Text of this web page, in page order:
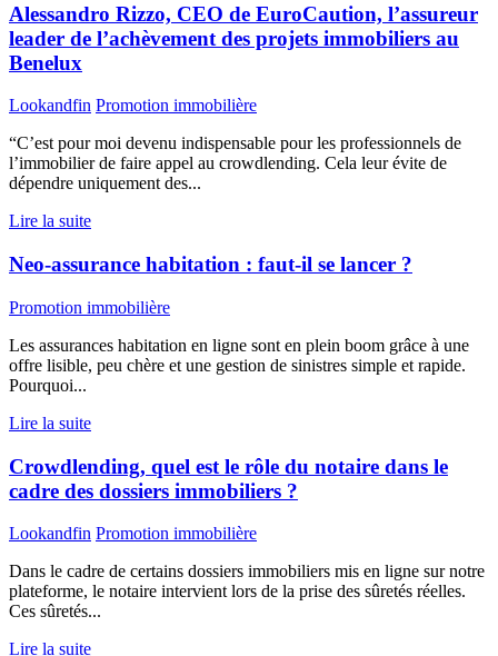
Alessandro Rizzo, CEO de EuroCaution, l’assureur
leader de l’achèvement des projets immobiliers au
Benelux
Lookandfin Promotion immobilière
“C’est pour moi devenu indispensable pour les professionnels de
l’immobilier de faire appel au crowdlending. Cela leur évite de
dépendre uniquement des...
Lire la suite
Neo-assurance habitation : faut-il se lancer ?
Promotion immobilière
Les assurances habitation en ligne sont en plein boom grâce à une
offre lisible, peu chère et une gestion de sinistres simple et rapide.
Pourquoi...
Lire la suite
Crowdlending, quel est le rôle du notaire dans le
cadre des dossiers immobiliers ?
Lookandfin Promotion immobilière
Dans le cadre de certains dossiers immobiliers mis en ligne sur notre
plateforme, le notaire intervient lors de la prise des sûretés réelles.
Ces sûretés...
Lire la suite